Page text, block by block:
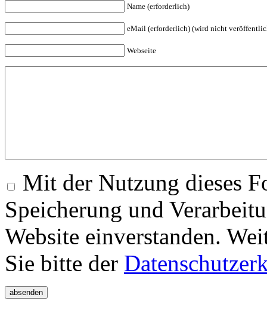
Name (erforderlich)
eMail (erforderlich) (wird nicht
Webseite
Mit der Nutzung dieses
Speicherung und
Website einverstanden.
Sie bitte der